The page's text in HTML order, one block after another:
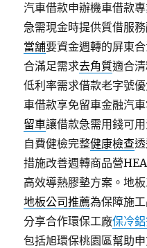
汽車借款申辦機車借款
急需現金時提供質借服
當舖要資金週轉的屏東
合滿足需求去角質適合
低利率需求借款老字號
車借款享免留車金融汽
留車讓借款急需用錢可
自費健檢完整健康檢查
措施改善週轉商品營
高效導熱膠墊方案。地
地板公司推薦為保障施
分享合作環保工廠保冷
包括旭環保桃園區幫助